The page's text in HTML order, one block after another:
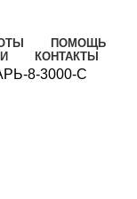
ПОМОЩЬ
КОНТАКТЫ
8-3000-С